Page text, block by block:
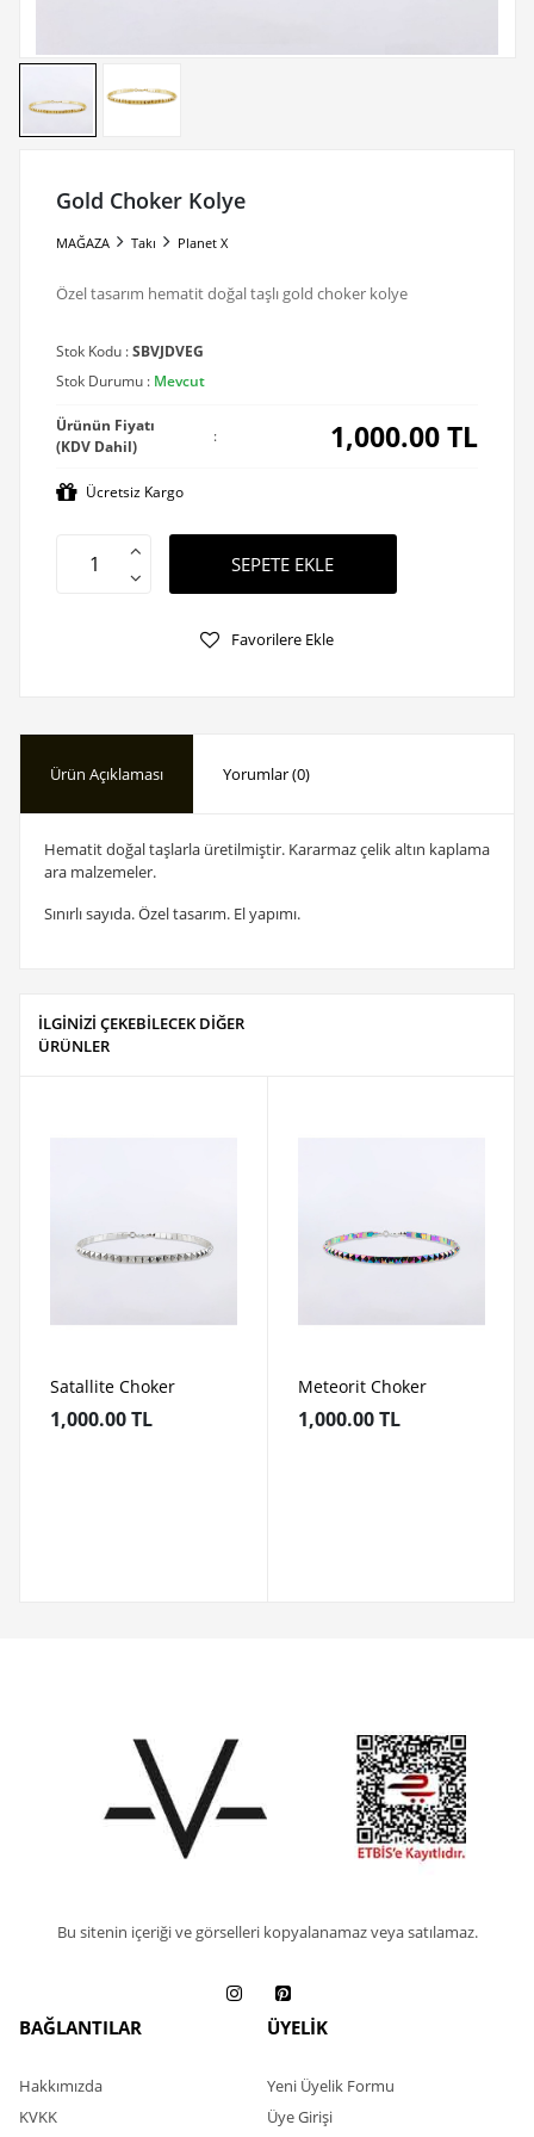
Gold Choker Kolye
MAĞAZA Takı Planet X
Özel tasarım hematit doğal taşlı gold choker kolye
Stok Kodu :SBVJDVEG
Stok Durumu : Mevcut
Ürünün Fiyatı
(KDV Dahil)
: 1,000.00TL
Ücretsiz Kargo
SEPETE EKLE
Favorilere Ekle
Ürün Açıklaması Yorumlar (0)
Hematit doğal taşlarla üretilmiştir. Kararmaz çelik altın kaplama
ara malzemeler.
Sınırlı sayıda. Özel tasarım. El yapımı.
İLGİNİZİ ÇEKEBİLECEK DİĞER
ÜRÜNLER
Satallite Choker
1,000.00 TL
Meteorit Choker
1,000.00 TL
Bu sitenin içeriği ve görselleri kopyalanamaz veya satılamaz.
BAĞLANTILAR
Hakkımızda
KVKK
ÜYELİK
Yeni Üyelik Formu
Üye Girişi